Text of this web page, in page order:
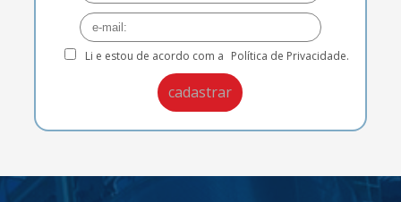
Li e estou de acordo com a Política de Privacidade.